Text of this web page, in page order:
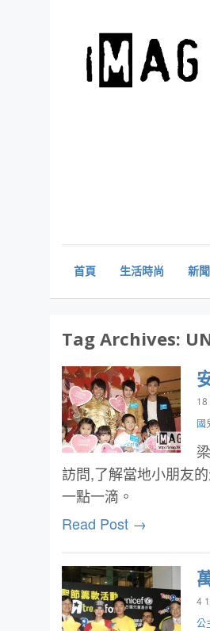
首頁 生活時尚 新
Tag Archives:
18
國
訪問,了解當地小朋友
一點一滴。
Read Post →
4
公